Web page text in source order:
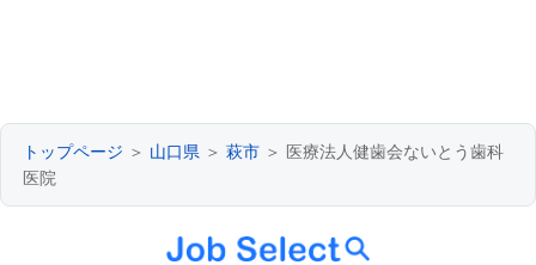
トップページ ＞ 山口県 ＞ 萩市 ＞ 医療法人健歯会ないとう歯科
医院